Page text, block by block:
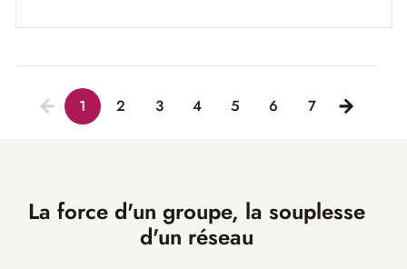
1 2 3 4 5 6 7
La force d'un groupe, la souplesse
d'un réseau